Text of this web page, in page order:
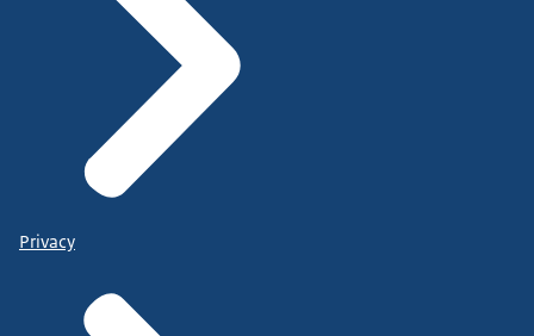
Privacy